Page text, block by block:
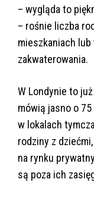
– wygląda to
– rośnie liczba
mieszkaniach
zakwaterowania.
W Londynie to
mówią jasno o
w lokalach
rodziny z
na rynku
są poza ich